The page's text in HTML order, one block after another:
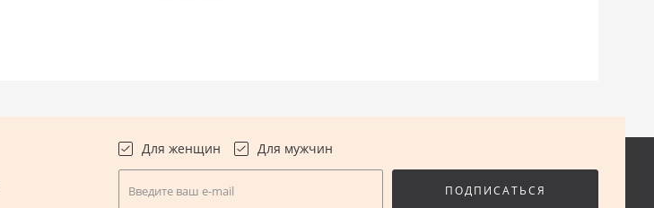
Для женщин Для мужчин
Введите ваш e-mail ПОДПИСАТЬСЯ